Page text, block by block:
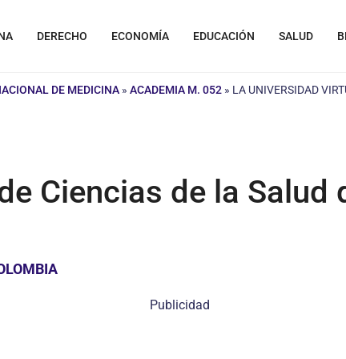
DERECHO ECONOMÍA EDUCACIÓN SALUD
DE MEDICINA » ACADEMIA M. 052 » LA UNIVERSIDAD
Ciencias de la Salud
Publicidad